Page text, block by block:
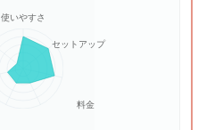
使いやすさ
セットアップ
料金